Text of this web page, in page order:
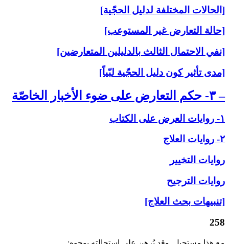
[الحالات المختلفة لدليل الحجّية]
[حالة التعارض غير المستوعب]
[نفي الاحتمال الثالث بالدليلين المتعارضين]
[مدى تأثير كون دليل الحجّية لبّياً]
– ۳- حكم التعارض على‏ ضوء الأخبار الخاصّة
۱- روايات العرض على‏ الكتاب
۲- روايات العلاج‏
روايات التخيير
روايات الترجيح
[تنبيهات بحث العلاج]
258